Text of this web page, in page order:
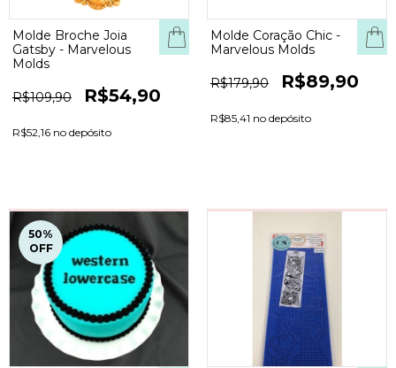
Molde Broche Joia
Gatsby - Marvelous
Molds
R$109,90 R$54,90
R$52,16 no depósito
Molde Coração Chic -
Marvelous Molds
R$179,90 R$89,90
R$85,41 no depósito
50%
OFF